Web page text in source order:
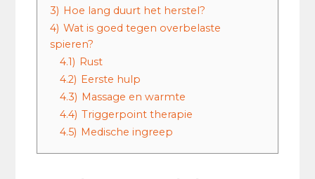
3) Hoe lang duurt het herstel?
4) Wat is goed tegen overbelaste
spieren?
4.1) Rust
4.2) Eerste hulp
4.3) Massage en warmte
4.4) Triggerpoint therapie
4.5) Medische ingreep